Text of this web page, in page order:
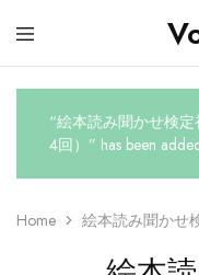
voicevoice
“絵本読み聞かせ検
4回）” has been
Home 絵本読み聞かせ